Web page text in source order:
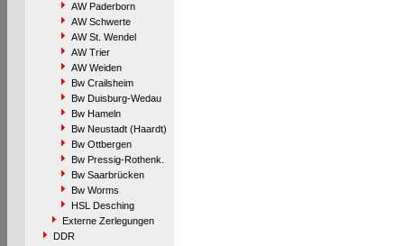
AW Paderborn
AW Schwerte
AW St. Wendel
AW Trier
AW Weiden
Bw Crailsheim
Bw Duisburg-Wedau
Bw Hameln
Bw Neustadt (Haardt)
Bw Ottbergen
Bw Pressig-Rothenk.
Bw Saarbrücken
Bw Worms
HSL Desching
Externe Zerlegungen
DDR